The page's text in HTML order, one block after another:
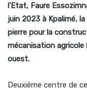
l’Etat, Faure
juin 2023 à Kpalimé,
pierre pour la
mécanisation agricole
ouest.
Deuxième centre de